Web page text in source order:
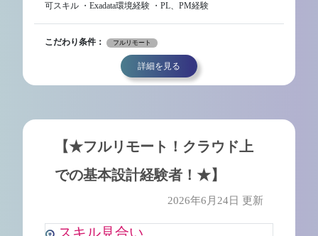
可スキル ・Exadata環境経験 ・PL、PM経験
こだわり条件： フルリモート
詳細を見る
【★フルリモート！クラウド上
での基本設計経験者！★】
2026年6月24日 更新
スキル見合い